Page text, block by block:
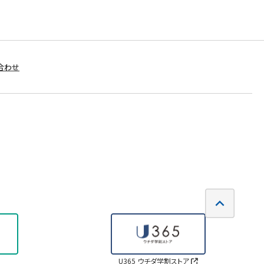
わせ
U365 ウチダ学割ストア